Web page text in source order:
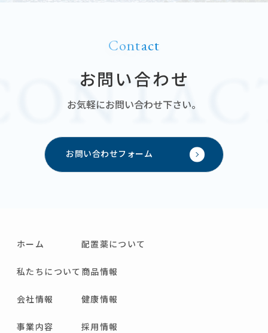
Contact
お問い合わせ
お気軽にお問い合わせ下さい。
お問い合わせフォーム
ホーム
私たちについて
会社情報
事業内容
配置薬について
商品情報
健康情報
採用情報